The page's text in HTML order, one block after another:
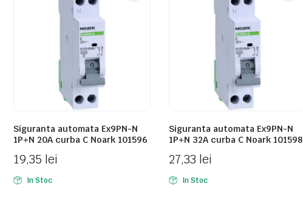
Siguranta automata Ex9PN-N
1P+N 20A curba C Noark 101596
19,35 lei
In Stoc
Siguranta automata Ex9PN-N
1P+N 32A curba C Noark 101598
27,33 lei
In Stoc